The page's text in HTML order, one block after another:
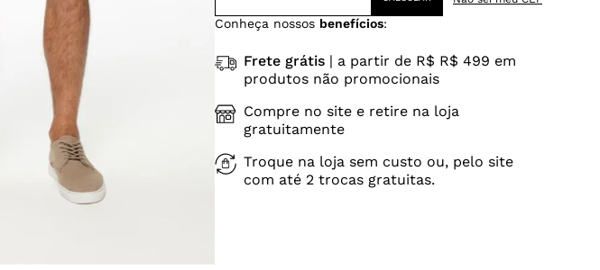
Conheça nossos benefícios:
Frete grátis| a partir de R$ R$ 499 em
produtos não promocionais
Compre no site e retire na loja
gratuitamente
Troque na loja sem custo ou, pelo site
com até 2 trocas gratuitas.